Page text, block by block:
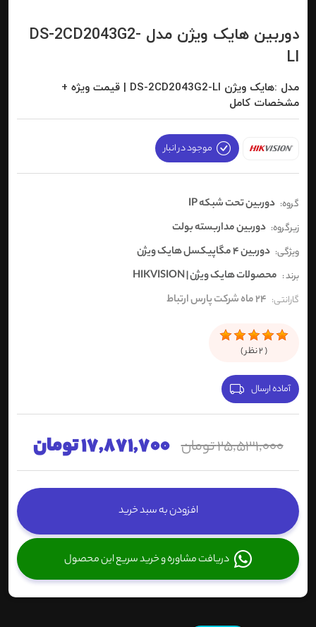
دوربین هایک ویژن مدل DS-2CD2043G2-
LI
مدل :هایک ویژن DS-2CD2043G2-LI | قیمت ویژه +
مشخصات کامل
موجود در انبار
گروه: دوربین تحت شبکه IP
زیرگروه: دوربین مداربسته بولت
ویژگی: دوربین 4 مگاپیکسل هایک ویژن
برند : محصولات هایک ویژن | HIKVISION
گارانتی: 24 ماه شرکت پارس ارتباط
(
2نظر )
آماده ارسال
25,531,000 تومان 17,871,700 تومان
افزودن به سبد خرید
دریافت مشاوره و خرید سریع این محصول